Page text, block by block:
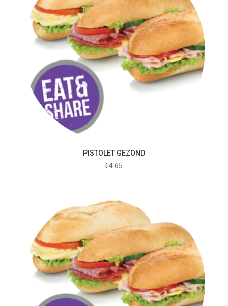
PISTOLET GEZOND
€4.65